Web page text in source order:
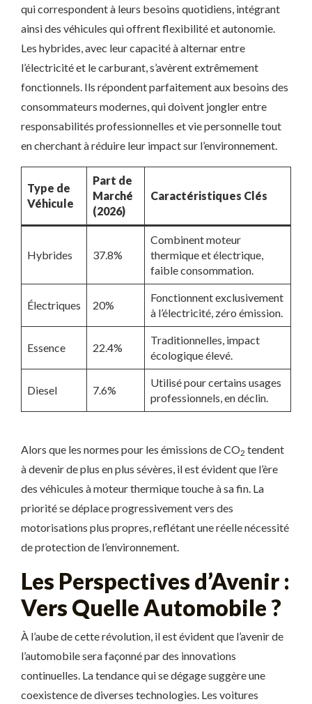
qui correspondent à leurs besoins quotidiens, intégrant
ainsi des véhicules qui offrent flexibilité et autonomie.
Les hybrides, avec leur capacité à alternar entre
l’électricité et le carburant, s’avèrent extrêmement
fonctionnels. Ils répondent parfaitement aux besoins des
consommateurs modernes, qui doivent jongler entre
responsabilités professionnelles et vie personnelle tout
en cherchant à réduire leur impact sur l’environnement.
Type de
Véhicule
Part de
Marché
(2026)
Caractéristiques Clés
Hybrides 37.8%
Combinent moteur
thermique et électrique,
faible consommation.
Électriques 20%
Fonctionnent exclusivement
à l’électricité, zéro émission.
Essence 22.4%
Traditionnelles, impact
écologique élevé.
Diesel 7.6%
Utilisé pour certains usages
professionnels, en déclin.
Alors que les normes pour les émissions de CO2 tendent
à devenir de plus en plus sévères, il est évident que l’ère
des véhicules à moteur thermique touche à sa fin. La
priorité se déplace progressivement vers des
motorisations plus propres, reflétant une réelle nécessité
de protection de l’environnement.
Les Perspectives d’Avenir :
Vers Quelle Automobile ?
À l’aube de cette révolution, il est évident que l’avenir de
l’automobile sera façonné par des innovations
continuelles. La tendance qui se dégage suggère une
coexistence de diverses technologies. Les voitures